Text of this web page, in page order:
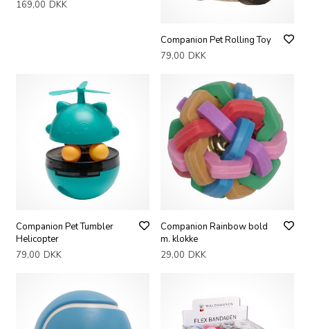
169,00 DKK
Companion Pet Rolling Toy
79,00 DKK
Companion Pet Tumbler
Helicopter
79,00 DKK
Companion Rainbow bold
m. klokke
29,00 DKK